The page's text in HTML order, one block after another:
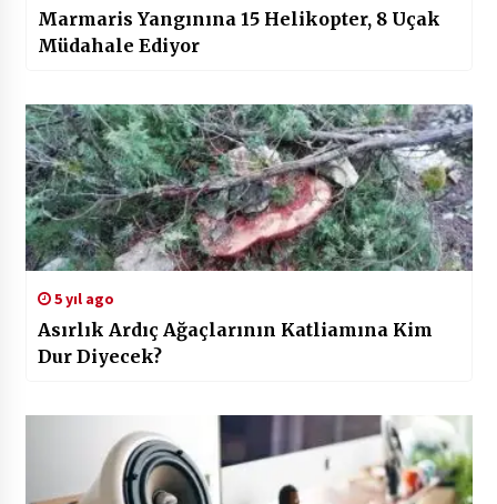
Marmaris Yangınına 15 Helikopter, 8 Uçak
Müdahale Ediyor
5 yıl ago
Asırlık Ardıç Ağaçlarının Katliamına Kim
Dur Diyecek?